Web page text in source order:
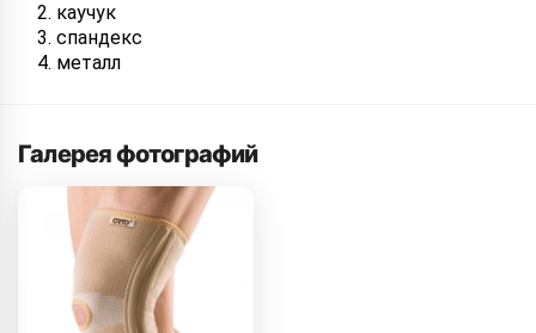
каучук
спандекс
металл
Галерея фотографий